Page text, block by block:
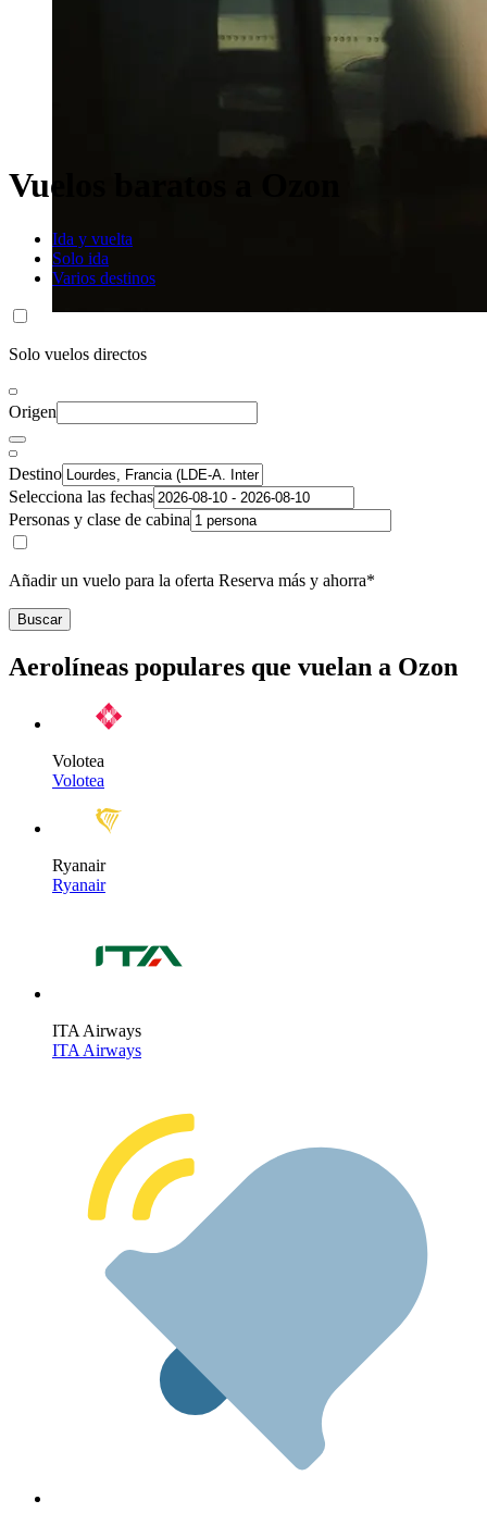
Vuelos baratos a Ozon
Ida y vuelta
Solo ida
Varios destinos
Solo vuelos directos
Origen
Destino
Selecciona las fechas
Personas y clase de cabina
Añadir un vuelo para la oferta Reserva más y ahorra*
Buscar
Aerolíneas populares que vuelan a Ozon
Volotea
Volotea
Ryanair
Ryanair
ITA Airways
ITA Airways